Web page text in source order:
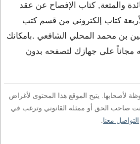
والمتعة, كتاب الإفصاح عن عقد
كتاب إلكتروني من قسم كتب
بن محمد المحلي الشافعي .بامكانك
مجاناً على جهازك لتصفحه بدون
لأصحابها. يتيح الموقع هذا المحتوى لأغراض
كنت صاحب الحق أو ممثله القانوني وترغب في
التواصل معنا